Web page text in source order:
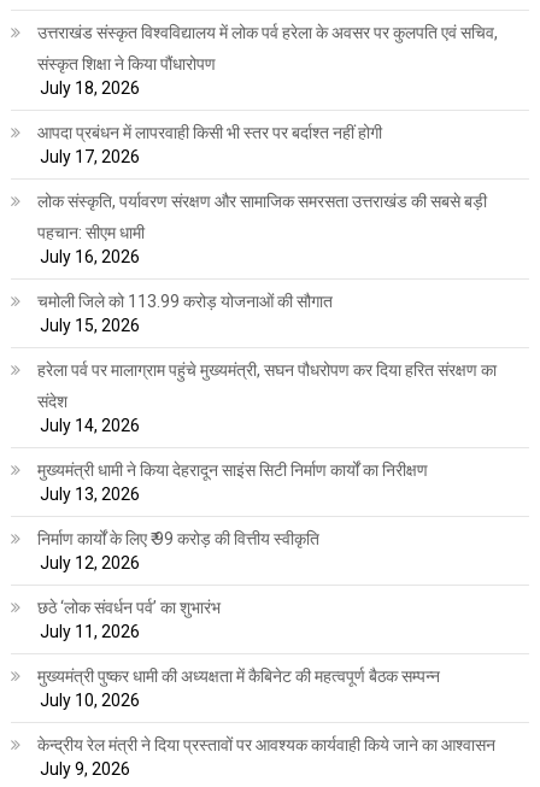
उत्तराखंड संस्कृत विश्वविद्यालय में लोक पर्व हरेला के अवसर पर कुलपति एवं सचिव,
संस्कृत शिक्षा ने किया पौंधारोपण
July 18, 2026
आपदा प्रबंधन में लापरवाही किसी भी स्तर पर बर्दाश्त नहीं होगी
July 17, 2026
लोक संस्कृति, पर्यावरण संरक्षण और सामाजिक समरसता उत्तराखंड की सबसे बड़ी
पहचान: सीएम धामी
July 16, 2026
चमोली जिले को 113.99 करोड़ योजनाओं की सौगात
July 15, 2026
हरेला पर्व पर मालाग्राम पहुंचे मुख्यमंत्री, सघन पौधरोपण कर दिया हरित संरक्षण का
संदेश
July 14, 2026
मुख्यमंत्री धामी ने किया देहरादून साइंस सिटी निर्माण कार्यों का निरीक्षण
July 13, 2026
निर्माण कार्यों के लिए ₹ 99 करोड़ की वित्तीय स्वीकृति
July 12, 2026
छठे ‘लोक संवर्धन पर्व’ का शुभारंभ
July 11, 2026
मुख्यमंत्री पुष्कर धामी की अध्यक्षता में कैबिनेट की महत्वपूर्ण बैठक सम्पन्न
July 10, 2026
केन्द्रीय रेल मंत्री ने दिया प्रस्तावों पर आवश्यक कार्यवाही किये जाने का आश्वासन
July 9, 2026